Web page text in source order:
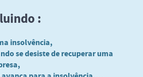
:
insolvência,
se desiste de recuperar uma